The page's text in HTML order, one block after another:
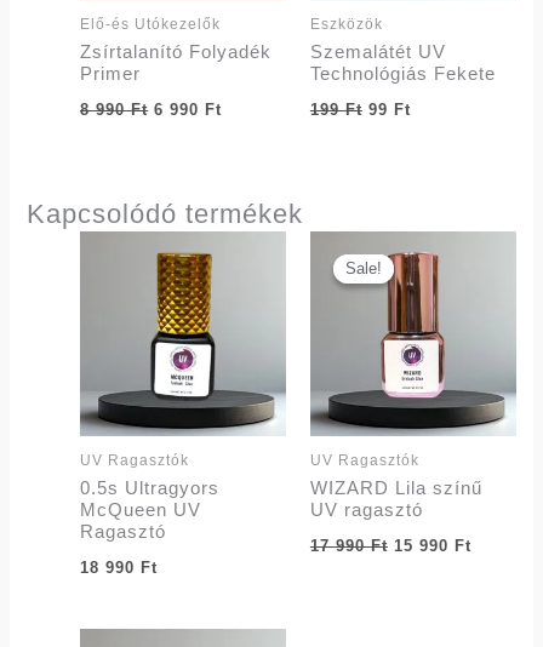
Elő-és Utókezelők
Zsírtalanító Folyadék
Primer
8 990Ft 6 990 Ft
Eszközök
Szemalátét UV
Technológiás Fekete
199Ft 99 Ft
Kapcsolódó termékek
UV Ragasztók
0.5s Ultragyors
McQueen UV
Ragasztó
18 990 Ft
Sale!
Sale!
UV Ragasztók
WIZARD Lila színű
UV ragasztó
17 990Ft
price
was:
17
990 Ft.
15 990 Ft